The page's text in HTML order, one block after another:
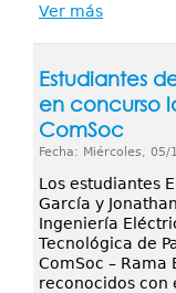
Ver más
Estudiantes
en concurso
ComSoc
Fecha: Miércoles, 05/
Los estudiantes
García y
Ingeniería
Tecnológica de
ComSoc – Rama
reconocidos con